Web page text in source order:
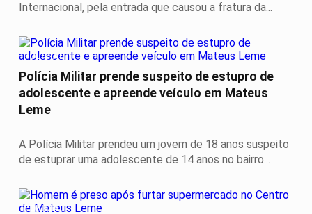
Internacional, pela entrada que causou a fratura da...
POLICIAL
Polícia Militar prende suspeito de estupro de
adolescente e apreende veículo em Mateus
Leme
A Polícia Militar prendeu um jovem de 18 anos suspeito
de estuprar uma adolescente de 14 anos no bairro...
POLICIAL